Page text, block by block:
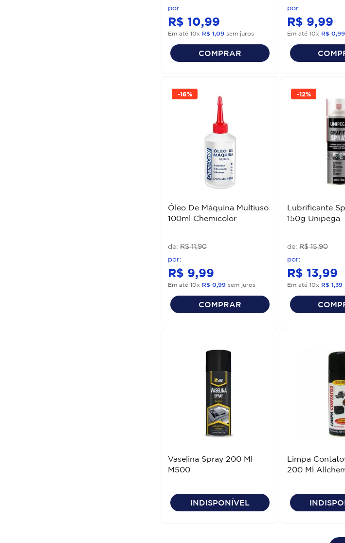
R$ 10,99
Em até 10x R$ 1,09 sem juros
COMPRAR
R$ 9,99
Em até10x R$ 0,99
-16%
Óleo De Máquina Multiuso
100ml Chemicolor
R$ 11,90
R$ 9,99
Em até 10x R$ 0,99 sem juros
COMPRAR
-12%
Lubrificante
150g Unipega
R$ 15,90
R$ 13,99
Em até10x R$ 1,39
Vaselina Spray 200 Ml
M500
INDISPONÍVEL
Limpa
200 Ml